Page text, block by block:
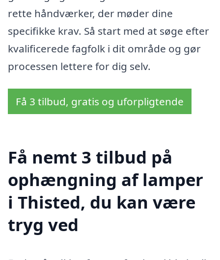
rette håndværker, der møder dine
specifikke krav. Så start med at søge efter
kvalificerede fagfolk i dit område og gør
processen lettere for dig selv.
Få 3 tilbud, gratis og uforpligtende
Få nemt 3 tilbud på
ophængning af lamper
i Thisted, du kan være
tryg ved